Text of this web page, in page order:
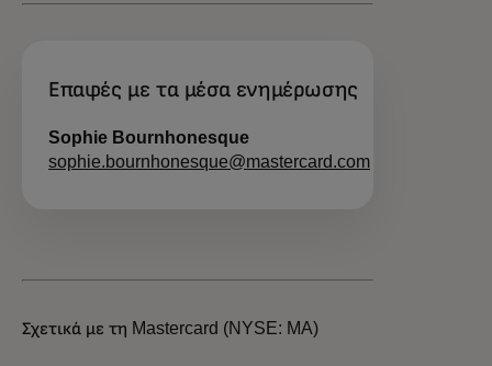
Επαφές με τα μέσα ενημέρωσης
Sophie Bournhonesque
sophie.bournhonesque@mastercard.com
Σχετικά με τη Mastercard (NYSE: MA)